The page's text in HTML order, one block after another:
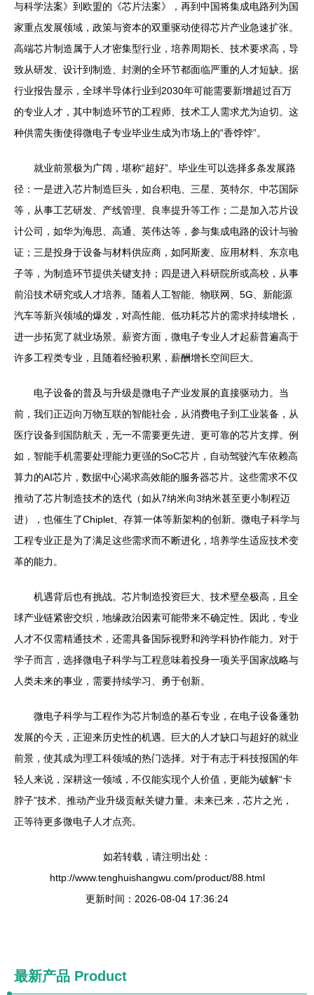
与科学法案》到欧盟的《芯片法案》，再到中国将集成电路列为国
家重点发展领域，政策与资本的双重驱动使得芯片产业急速扩张。
高端芯片制造属于人才密集型行业，培养周期长、技术要求高，导
致从研发、设计到制造、封测的全环节都面临严重的人才短缺。据
行业报告显示，全球半导体行业到2030年可能需要新增超过百万
的专业人才，其中制造环节的工程师、技术工人需求尤为迫切。这
种供需失衡使得微电子专业毕业生成为市场上的“香饽饽”。
就业前景极为广阔，堪称“超好”。毕业生可以选择多条发展路
径：一是进入芯片制造巨头，如台积电、三星、英特尔、中芯国际
等，从事工艺研发、产线管理、良率提升等工作；二是加入芯片设
计公司，如华为海思、高通、英伟达等，参与集成电路的设计与验
证；三是投身于设备与材料供应商，如阿斯麦、应用材料、东京电
子等，为制造环节提供关键支持；四是进入科研院所或高校，从事
前沿技术研究或人才培养。随着人工智能、物联网、5G、新能源
汽车等新兴领域的爆发，对高性能、低功耗芯片的需求持续增长，
进一步拓宽了就业场景。薪资方面，微电子专业人才起薪普遍高于
许多工程类专业，且随着经验积累，薪酬增长空间巨大。
电子设备的普及与升级是微电子产业发展的直接驱动力。当
前，我们正迈向万物互联的智能社会，从消费电子到工业装备，从
医疗设备到国防航天，无一不需要更先进、更可靠的芯片支撑。例
如，智能手机需要处理能力更强的SoC芯片，自动驾驶汽车依赖高
算力的AI芯片，数据中心渴求高效能的服务器芯片。这些需求不仅
推动了芯片制造技术的迭代（如从7纳米向3纳米甚至更小制程迈
进），也催生了Chiplet、存算一体等新架构的创新。微电子科学与
工程专业正是为了满足这些需求而不断进化，培养学生适应技术变
革的能力。
机遇背后也有挑战。芯片制造投资巨大、技术壁垒极高，且全
球产业链紧密交织，地缘政治因素可能带来不确定性。因此，专业
人才不仅需精通技术，还需具备国际视野和跨学科协作能力。对于
学子而言，选择微电子科学与工程意味着投身一项关乎国家战略与
人类未来的事业，需要持续学习、勇于创新。
微电子科学与工程作为芯片制造的基石专业，在电子设备蓬勃
发展的今天，正迎来历史性的机遇。巨大的人才缺口与超好的就业
前景，使其成为理工科领域的热门选择。对于有志于科技报国的年
轻人来说，深耕这一领域，不仅能实现个人价值，更能为破解“卡
脖子”技术、推动产业升级贡献关键力量。未来已来，芯片之光，
正等待更多微电子人才点亮。
如若转载，请注明出处：
http://www.tenghuishangwu.com/product/88.html
更新时间：2026-08-04 17:36:24
最新产品 Product